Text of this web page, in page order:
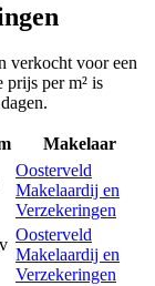
verkocht voor een
prijs per m² is
Makelaar
Oosterveld
Makelaardij en
Verzekeringen
Oosterveld
Makelaardij en
Verzekeringen